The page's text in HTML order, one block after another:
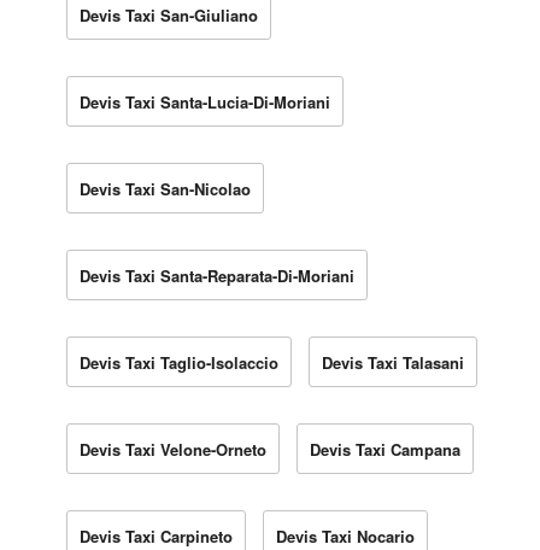
Devis Taxi San-Giuliano
Devis Taxi Santa-Lucia-Di-Moriani
Devis Taxi San-Nicolao
Devis Taxi Santa-Reparata-Di-Moriani
Devis Taxi Taglio-Isolaccio Devis Taxi Talasani
Devis Taxi Velone-Orneto Devis Taxi Campana
Devis Taxi Carpineto Devis Taxi Nocario